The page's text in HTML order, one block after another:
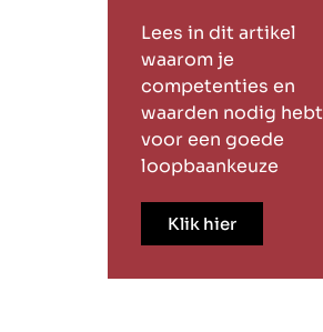
Lees in dit artikel
waarom je
competenties en
waarden nodig hebt
voor een goede
loopbaankeuze
Klik hier